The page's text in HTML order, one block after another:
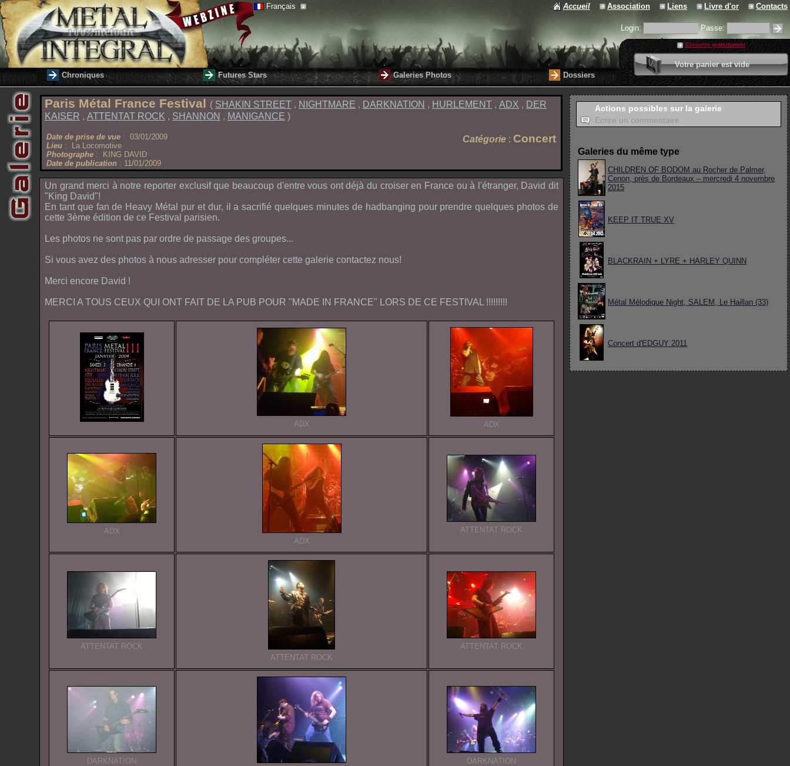
Français Accueil Association Liens Livre d'or Contacts
Login: Passe:
S'inscrire gratuitement
Votre panier est vide
0 article
Valider votre panier
Chroniques Futures Stars Galeries Photos Dossiers
Paris Métal France Festival ( SHAKIN STREET , NIGHTMARE , DARKNATION , HURLEMENT , ADX , DER
KAISER , ATTENTAT ROCK , SHANNON , MANIGANCE )
Date de prise de vue : 03/01/2009
Lieu : La Locomotive
Photographe : KING DAVID
Date de publication : 11/01/2009
Catégorie : Concert
Actions possibles sur la galerie
Ecrire un commentaire
Galeries du même type
CHILDREN OF BODOM au Rocher de Palmer,
Cenon, près de Bordeaux – mercredi 4 novembre
2015
KEEP IT TRUE XV
BLACKRAIN + LYRE + HARLEY QUINN
Métal Mélodique Night, SALEM, Le Haillan (33)
Concert d'EDGUY 2011
Un grand merci à notre reporter exclusif que beaucoup d'entre vous ont déjà du croiser en France ou à l'étranger, David dit
" King David"!
En tant que fan de Heavy Métal pur et dur, il a sacrifié quelques minutes de hadbanging pour prendre quelques photos de
cette 3ème édition de ce Festival parisien.
Les photos ne sont pas par ordre de passage des groupes...
Si vous avez des photos à nous adresser pour compléter cette galerie contactez nous!
Merci encore David !
MERCI A TOUS CEUX QUI ONT FAIT DE LA PUB POUR "MADE IN FRANCE" LORS DE CE FESTIVAL !!!!!!!!!
ADX ADX
ADX
ADX
ATTENTAT ROCK
ATTENTAT ROCK
ATTENTAT ROCK
ATTENTAT ROCK
DARKNATION
DARKNATION